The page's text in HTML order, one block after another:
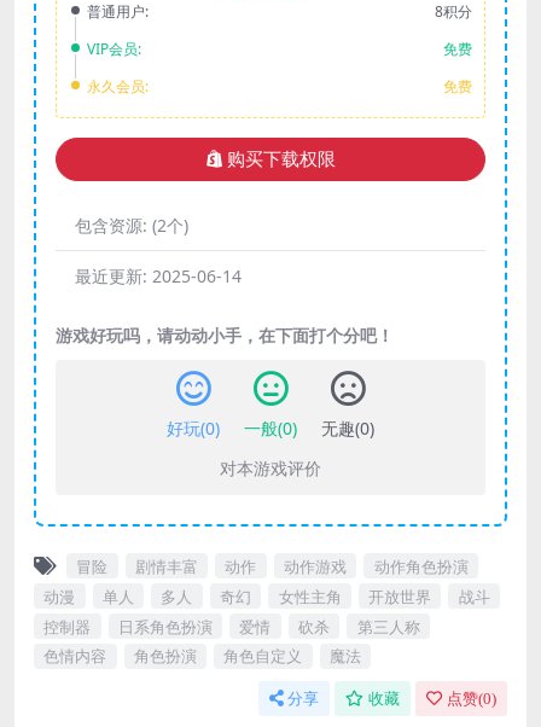
普通用户:
8积分
VIP会员:
免费
永久会员:
免费
购买下载权限
包含资源: (2个)
最近更新: 2025-06-14
游戏好玩吗，请动动小手，在下面打个分吧！
好玩(0) 一般(0) 无趣(0)
对本游戏评价
冒险 剧情丰富 动作 动作游戏
动作角色扮演
动漫
单人 多人 奇幻 女性主角 开放世界
战斗
控制器
日系角色扮演 爱情 砍杀
第三人称
色情内容
角色扮演 角色自定义 魔法
分享 收藏 点赞(0)